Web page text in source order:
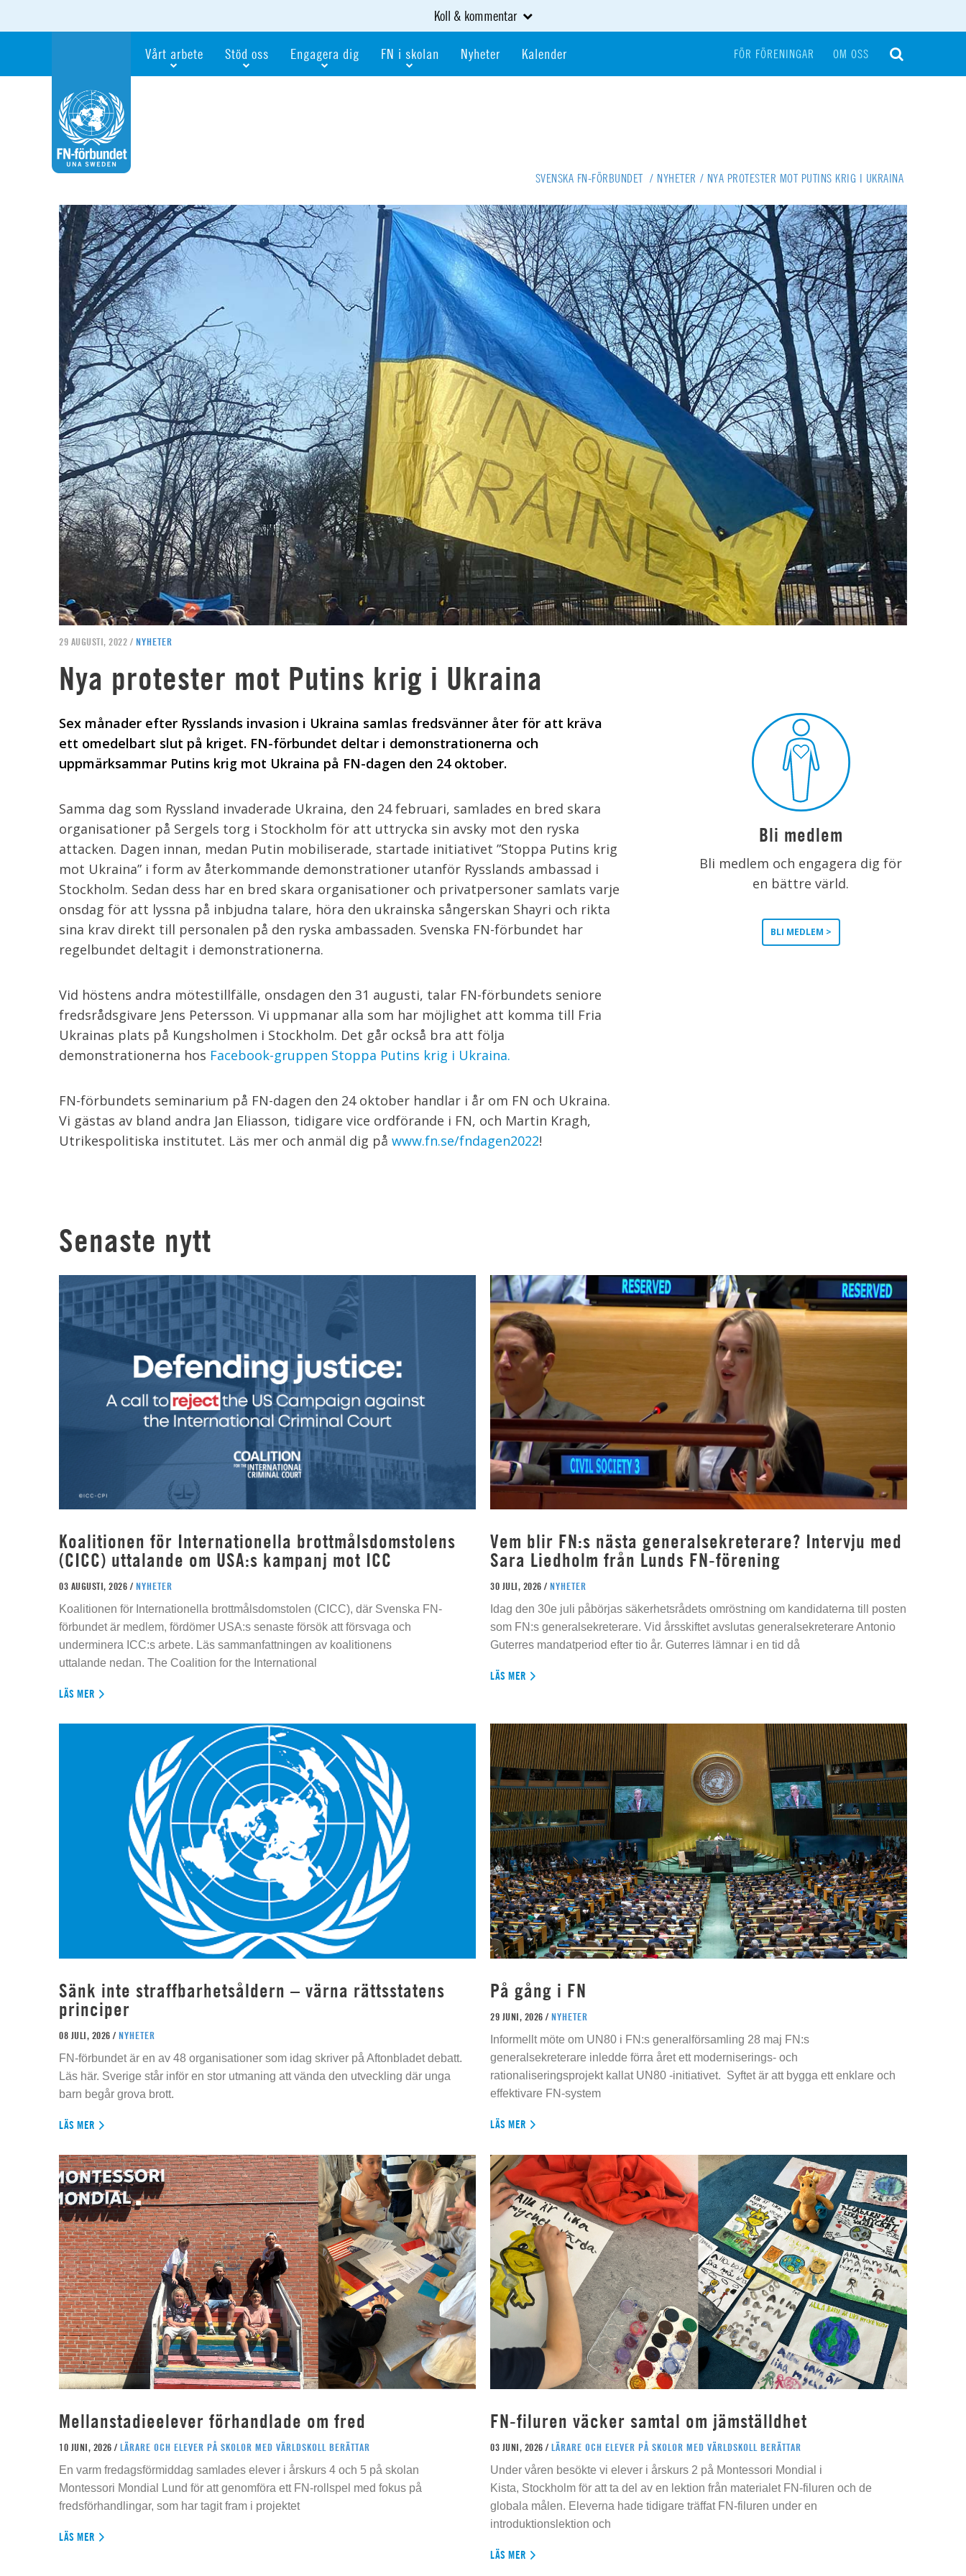
Koll & kommentar
Vårt arbete Stöd oss
Testamentera
Webbshop
Engagera dig
För dig som är ung
Världskoll i skolan
FN i skolan
Globalis
Nyheter Kalender FÖR FÖRENINGAR OM OSS
SVENSKA FN-FÖRBUNDET / NYHETER / NYA PROTESTER MOT PUTINS KRIG I UKRAINA
29 AUGUSTI, 2022 / NYHETER
Nya protester mot Putins krig i Ukraina
Sex månader efter Rysslands invasion i Ukraina samlas fredsvänner åter för att kräva
ett omedelbart slut på kriget. FN-förbundet deltar i demonstrationerna och
uppmärksammar Putins krig mot Ukraina på FN-dagen den 24 oktober.
Samma dag som Ryssland invaderade Ukraina, den 24 februari, samlades en bred skara
organisationer på Sergels torg i Stockholm för att uttrycka sin avsky mot den ryska
attacken. Dagen innan, medan Putin mobiliserade, startade initiativet ”Stoppa Putins krig
mot Ukraina” i form av återkommande demonstrationer utanför Rysslands ambassad i
Stockholm. Sedan dess har en bred skara organisationer och privatpersoner samlats varje
onsdag för att lyssna på inbjudna talare, höra den ukrainska sångerskan Shayri och rikta
sina krav direkt till personalen på den ryska ambassaden. Svenska FN-förbundet har
regelbundet deltagit i demonstrationerna.
Vid höstens andra mötestillfälle, onsdagen den 31 augusti, talar FN-förbundets seniore
fredsrådsgivare Jens Petersson. Vi uppmanar alla som har möjlighet att komma till Fria
Ukrainas plats på Kungsholmen i Stockholm. Det går också bra att följa
demonstrationerna hos Facebook-gruppen Stoppa Putins krig i Ukraina.
FN-förbundets seminarium på FN-dagen den 24 oktober handlar i år om FN och Ukraina.
Vi gästas av bland andra Jan Eliasson, tidigare vice ordförande i FN, och Martin Kragh,
Utrikespolitiska institutet. Läs mer och anmäl dig på www.fn.se/fndagen2022!
Bli medlem
Bli medlem och engagera dig för
en bättre värld.
BLI MEDLEM >
Senaste nytt
Koalitionen för Internationella brottmålsdomstolens
(CICC) uttalande om USA:s kampanj mot ICC
03 AUGUSTI, 2026 / NYHETER
Koalitionen för Internationella brottmålsdomstolen (CICC), där Svenska FN-
förbundet är medlem, fördömer USA:s senaste försök att försvaga och
underminera ICC:s arbete. Läs sammanfattningen av koalitionens
uttalande nedan. The Coalition for the International
LÄS MER
Vem blir FN:s nästa generalsekreterare? Intervju med
Sara Liedholm från Lunds FN-förening
30 JULI, 2026 / NYHETER
Idag den 30e juli påbörjas säkerhetsrådets omröstning om kandidaterna till posten
som FN:s generalsekreterare. Vid årsskiftet avslutas generalsekreterare Antonio
Guterres mandatperiod efter tio år. Guterres lämnar i en tid då
LÄS MER
Sänk inte straffbarhetsåldern – värna rättsstatens
principer
08 JULI, 2026 / NYHETER
FN-förbundet är en av 48 organisationer som idag skriver på Aftonbladet debatt.
Läs här. Sverige står inför en stor utmaning att vända den utveckling där unga
barn begår grova brott.
LÄS MER
På gång i FN
29 JUNI, 2026 / NYHETER
Informellt möte om UN80 i FN:s generalförsamling 28 maj FN:s
generalsekreterare inledde förra året ett moderniserings- och
rationaliseringsprojekt kallat UN80 -initiativet. Syftet är att bygga ett enklare och
effektivare FN-system
LÄS MER
Mellanstadieelever förhandlade om fred
10 JUNI, 2026 / LÄRARE OCH ELEVER PÅ SKOLOR MED VÄRLDSKOLL BERÄTTAR
En varm fredagsförmiddag samlades elever i årskurs 4 och 5 på skolan
Montessori Mondial Lund för att genomföra ett FN-rollspel med fokus på
fredsförhandlingar, som har tagit fram i projektet
LÄS MER
FN-filuren väcker samtal om jämställdhet
03 JUNI, 2026 / LÄRARE OCH ELEVER PÅ SKOLOR MED VÄRLDSKOLL BERÄTTAR
Under våren besökte vi elever i årskurs 2 på Montessori Mondial i
Kista, Stockholm för att ta del av en lektion från materialet FN-filuren och de
globala målen. Eleverna hade tidigare träffat FN-filuren under en
introduktionslektion och
LÄS MER